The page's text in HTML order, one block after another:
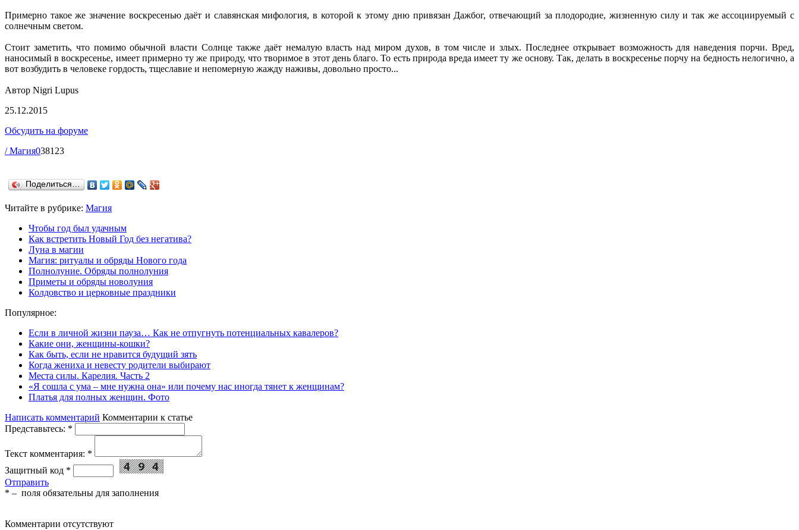
Примерно такое же значение воскресенью даёт и славянская мифология, в которой к этому дню привязан Дажбог, отвечающий за плодородие, жизненную силу и так же ассоциируемый с
солнечным светом.
Стоит заметить, что помимо обычной власти Солнце также даёт немалую власть над миром духов, в том числе и злых. Последнее открывает возможность для наведения порчи. Вред,
наносимый в воскресенье, имеет примерно ту же природу, что творимое в этот день благо. То есть природа вреда имеет ту же основу. Так, делать в воскресенье порчу на бедность нелогично, а
вот возбудить в человеке гордость, тщеславие и непомерную жажду наживы, довольно просто...
Автор Nigri Lupus
25.12.2015
Обсудить на форуме
/ Магия038123
Поделиться…
Читайте в рубрике: Магия
Чтобы год был удачным
Как встретить Новый Год без негатива?
Луна в магии
Магия: ритуалы и обряды Нового года
Полнолуние. Обряды полнолуния
Приметы и обряды новолуния
Колдовство и церковные праздники
Популярное:
Если в личной жизни пауза… Как не отпугнуть потенциальных кавалеров?
Какие они, женщины-кошки?
Как быть, если не нравится будущий зять
Когда жениха и невесту родители выбирают
Места силы. Карелия. Часть 2
«Я сошла с ума – мне нужна она» или почему нас иногда тянет к женщинам?
Платья для полных женщин. Фото
Написать комментарий Комментарии к статье
Представьтесь: *
Текст комментария: *
Защитный код *
Отправить
* – поля обязательны для заполнения
Комментарии отсутствуют